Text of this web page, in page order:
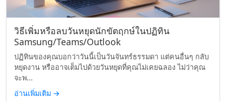
วิธีเพิ่มหรือลบวันหยุดนักขัตฤกษ์ในปฏิทิน
Samsung/Teams/Outlook
ปฏิทินของคุณบอกว่าวันนี้เป็นวันจันทร์ธรรมดา แต่คนอื่นๆ กลับ
หยุดงาน หรืออาจเต็มไปด้วยวันหยุดที่คุณไม่เคยฉลอง ไม่ว่าคุณ
จะพ...
อ่านเพิ่มเติม →